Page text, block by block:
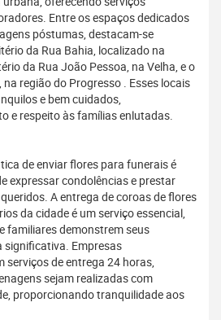
Entre os espaços dedicados
póstumas, destacam-se
da Rua Bahia, localizado na
da Rua João Pessoa, na Velha, e o
região do Progresso . Esses locais
e bem cuidados,
e respeito às famílias enlutadas.
de enviar flores para funerais é
expressar condolências e prestar
A entrega de coroas de flores
da cidade é um serviço essencial,
familiares demonstrem seus
significativa. Empresas
serviços de entrega 24 horas,
sejam realizadas com
proporcionando tranquilidade aos